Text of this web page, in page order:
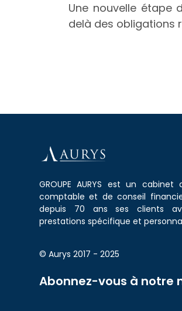
Une nouvelle étape
delà des obligations
GROUPE AURYS est un cabinet
comptable et de conseil
depuis 70 ans ses clients
prestations spécifique et
© Aurys 2017 - 2025
Abonnez-vous à notre